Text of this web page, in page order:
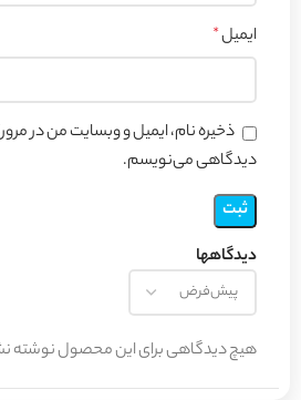
دیدگاهها
هیچ دیدگاهی برای این محصول نوشته
ایمیل*
ذخیره نام، ایمیل و وبسایت من در
دیدگاهی می‌نویسم.